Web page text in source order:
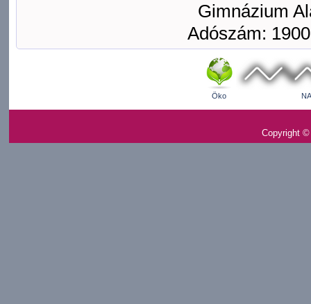
Gimnázium
Adószám:
Öko
Copyright